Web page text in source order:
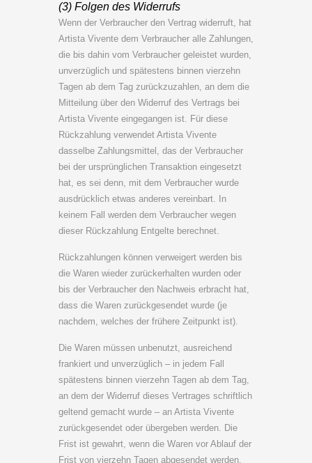
(3) Folgen des Widerrufs
Wenn der Verbraucher den Vertrag widerruft, hat
Artista Vivente dem Verbraucher alle Zahlungen,
die bis dahin vom Verbraucher geleistet wurden,
unverzüglich und spätestens binnen vierzehn
Tagen ab dem Tag zurückzuzahlen, an dem die
Mitteilung über den Widerruf des Vertrags bei
Artista Vivente eingegangen ist. Für diese
Rückzahlung verwendet Artista Vivente
dasselbe Zahlungsmittel, das der Verbraucher
bei der ursprünglichen Transaktion eingesetzt
hat, es sei denn, mit dem Verbraucher wurde
ausdrücklich etwas anderes vereinbart. In
keinem Fall werden dem Verbraucher wegen
dieser Rückzahlung Entgelte berechnet.
Rückzahlungen können verweigert werden bis
die Waren wieder zurückerhalten wurden oder
bis der Verbraucher den Nachweis erbracht hat,
dass die Waren zurückgesendet wurde (je
nachdem, welches der frühere Zeitpunkt ist).
Die Waren müssen unbenutzt, ausreichend
frankiert und unverzüglich – in jedem Fall
spätestens binnen vierzehn Tagen ab dem Tag,
an dem der Widerruf dieses Vertrages schriftlich
geltend gemacht wurde – an Artista Vivente
zurückgesendet oder übergeben werden. Die
Frist ist gewahrt, wenn die Waren vor Ablauf der
Frist von vierzehn Tagen abgesendet werden.